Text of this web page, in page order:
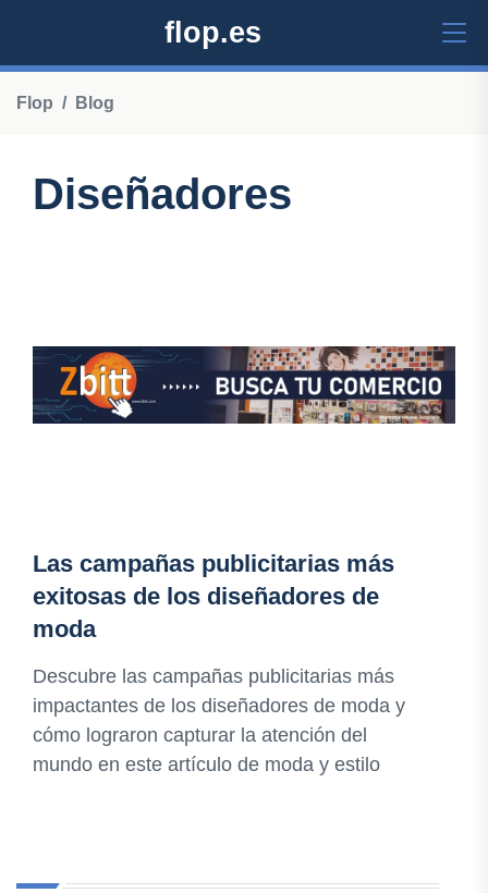
flop.es
Flop Blog
Diseñadores
Las campañas publicitarias más
exitosas de los diseñadores de
moda
Descubre las campañas publicitarias más
impactantes de los diseñadores de moda y
cómo lograron capturar la atención del
mundo en este artículo de moda y estilo